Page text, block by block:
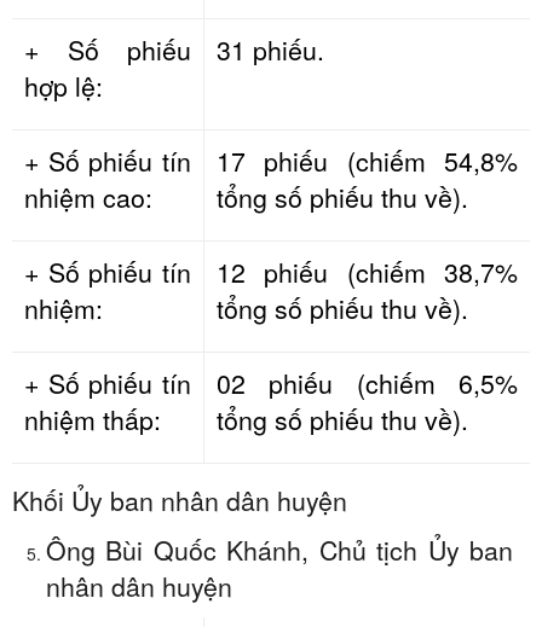
+ Số phiếu
hợp lệ:
31 phiếu.
+ Số phiếu tín
nhiệm cao:
17 phiếu (chiếm 54,8%
tổng số phiếu thu về).
+ Số phiếu tín
nhiệm:
12 phiếu (chiếm 38,7%
tổng số phiếu thu về).
+ Số phiếu tín
nhiệm thấp:
02 phiếu (chiếm 6,5%
tổng số phiếu thu về).
Khối Ủy ban nhân dân huyện
Ông Bùi Quốc Khánh, Chủ tịch Ủy ban
nhân dân huyện